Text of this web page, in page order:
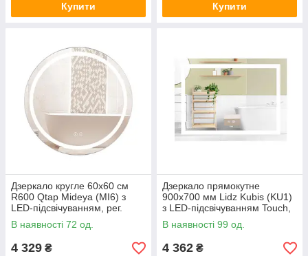
Купити Купити
Дзеркало кругле 60x60 см
R600 Qtap Mideya (MI6) з
LED-підсвічуванням, рег.
яскравості, антизапотівання
В наявності 72 од.
4 329 ₴
Дзеркало прямокутне
900х700 мм Lidz Kubis (KU1)
з LED-підсвічуванням Touch,
з антизапотіванням, з
димером, рег. яскравості
В наявності 99 од.
4 362 ₴